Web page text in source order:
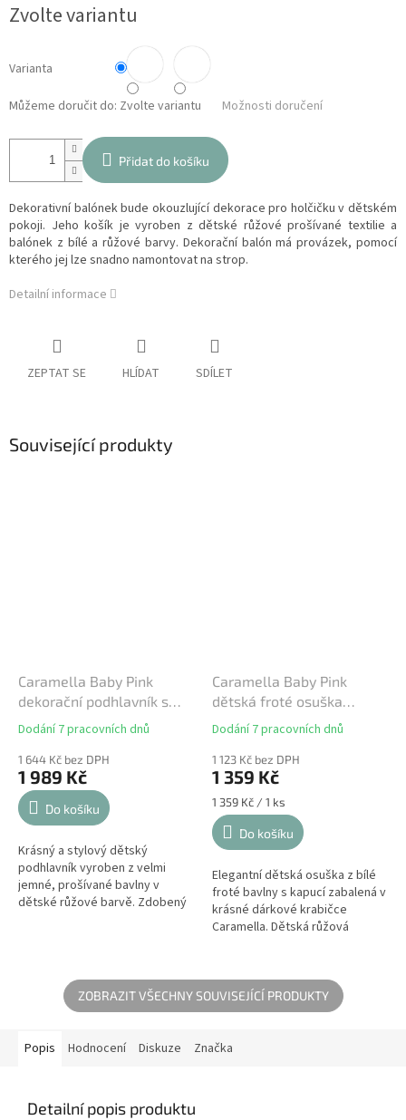
cena:
Zvolte variantu
Varianta
Můžeme doručit do: Zvolte variantu Možnosti doručení
Přidat do košíku
Dekorativní balónek bude okouzlující dekorace pro holčičku v dětském
pokoji. Jeho košík je vyroben z dětské růžové prošívané textilie a
balónek z bílé a růžové barvy. Dekorační balón má provázek, pomocí
kterého jej lze snadno namontovat na strop.
Detailní informace
ZEPTAT SE HLÍDAT SDÍLET
Související produkty
Caramella Baby Pink
dekorační podhlavník s
výšivkou růžový
Průměrné
produktu
je
5,0
z
hvězdiček.
Dodání 7 pracovních dnů
1 644 Kč bez DPH
1 989 Kč
Do košíku
Krásný a stylový dětský
podhlavník vyroben z velmi
jemné, prošívané bavlny v
dětské růžové barvě. Zdobený
Caramella Baby Pink
dětská froté osuška
růžová
Průměrné
produktu
je
5,0
z
5
hvězdiček.
Dodání 7 pracovních dnů
1 123 Kč bez DPH
1 359 Kč
Měrná
cena:
1 359 Kč / 1 ks
Do košíku
Elegantní dětská osuška z bílé
froté bavlny s kapucí zabalená v
krásné dárkové krabičce
Caramella. Dětská růžová
jemným...
ZOBRAZIT VŠECHNY SOUVISEJÍCÍ PRODUKTY
Popis Hodnocení Diskuze Značka
Detailní popis produktu